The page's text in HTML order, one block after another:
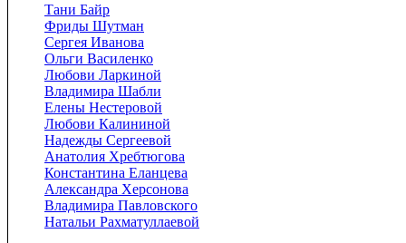
Тани Байр
Фриды Шутман
Сергея Иванова
Ольги Василенко
Любови Ларкиной
Владимира Шабли
Елены Нестеровой
Любови Калининой
Надежды Сергеевой
Анатолия Хребтюгова
Константина Еланцева
Александра Херсонова
Владимира Павловского
Натальи Рахматуллаевой